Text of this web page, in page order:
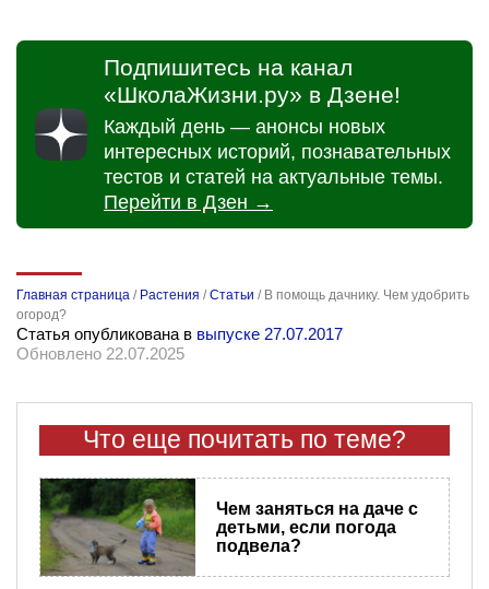
Подпишитесь на канал
«ШколаЖизни.ру» в Дзене!
Каждый день — анонсы новых
интересных историй, познавательных
тестов и статей на актуальные темы.
Перейти в Дзен →
Главная страница / Растения /Статьи / В помощь дачнику. Чем удобрить
огород?
Статья опубликована в выпуске 27.07.2017
Обновлено 22.07.2025
Что еще почитать по теме?
Чем заняться на даче с
детьми, если погода
подвела?